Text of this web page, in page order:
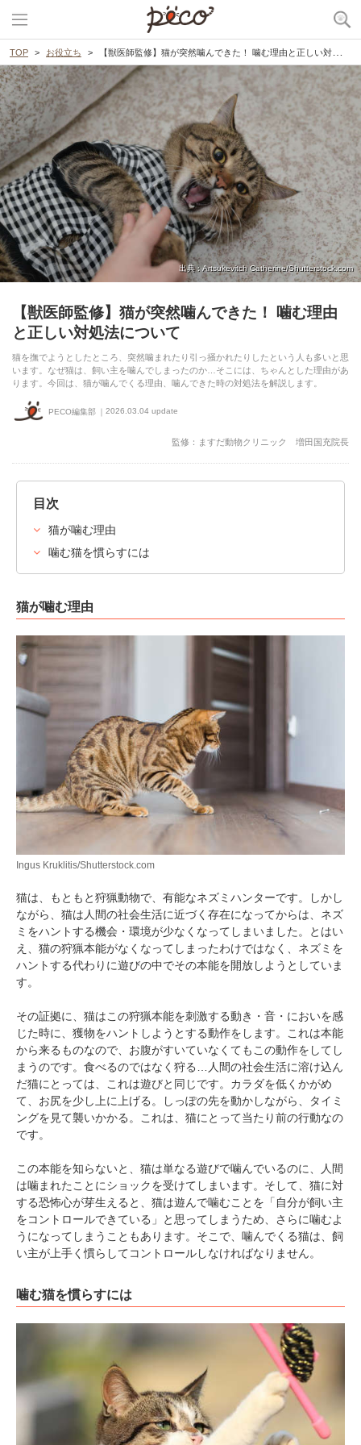
TOP お役立ち 【獣医師監修】猫が突然噛んできた！ 噛む理由と正しい対処法について
出典 : Artsukevitch Catherine/Shutterstock.com
【獣医師監修】猫が突然噛んできた！ 噛む理由
と正しい対処法について
猫を撫でようとしたところ、突然噛まれたり引っ掻かれたりしたという人も多いと思
います。なぜ猫は、飼い主を噛んでしまったのか…そこには、ちゃんとした理由があ
ります。今回は、猫が噛んでくる理由、噛んできた時の対処法を解説します。
PECO編集部 2026.03.04 update
監修：ますだ動物クリニック 増田国充院長
目次
猫が噛む理由
噛む猫を慣らすには
猫が噛む理由
Ingus Kruklitis/Shutterstock.com
猫は、もともと狩猟動物で、有能なネズミハンターです。しかし
ながら、猫は人間の社会生活に近づく存在になってからは、ネズ
ミをハントする機会・環境が少なくなってしまいました。とはい
え、猫の狩猟本能がなくなってしまったわけではなく、ネズミを
ハントする代わりに遊びの中でその本能を開放しようとしていま
す。
その証拠に、猫はこの狩猟本能を刺激する動き・音・においを感
じた時に、獲物をハントしようとする動作をします。これは本能
から来るものなので、お腹がすいていなくてもこの動作をしてし
まうのです。食べるのではなく狩る…人間の社会生活に溶け込ん
だ猫にとっては、これは遊びと同じです。カラダを低くかがめ
て、お尻を少し上に上げる。しっぽの先を動かしながら、タイミ
ングを見て襲いかかる。これは、猫にとって当たり前の行動なの
です。
この本能を知らないと、猫は単なる遊びで噛んでいるのに、人間
は噛まれたことにショックを受けてしまいます。そして、猫に対
する恐怖心が芽生えると、猫は遊んで噛むことを「自分が飼い主
をコントロールできている」と思ってしまうため、さらに噛むよ
うになってしまうこともあります。そこで、噛んでくる猫は、飼
い主が上手く慣らしてコントロールしなければなりません。
噛む猫を慣らすには